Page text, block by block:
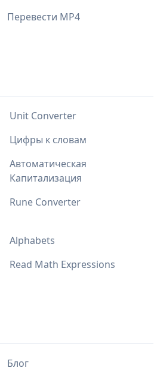
Перевести MP4
Unit Converter
Цифры к словам
Автоматическая
Капитализация
Rune Converter
Alphabets
Read Math Expressions
Блог